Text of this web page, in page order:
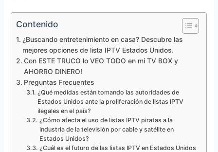
Contenido
¿Buscando entretenimiento en casa? Descubre las
mejores opciones de lista IPTV Estados Unidos.
Con ESTE TRUCO lo VEO TODO en mi TV BOX y
AHORRO DINERO!
Preguntas Frecuentes
¿Qué medidas están tomando las autoridades de
Estados Unidos ante la proliferación de listas IPTV
ilegales en el país?
¿Cómo afecta el uso de listas IPTV piratas a la
industria de la televisión por cable y satélite en
Estados Unidos?
¿Cuál es el futuro de las listas IPTV en Estados Unidos